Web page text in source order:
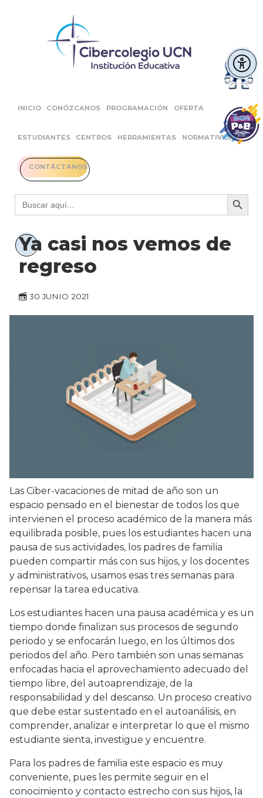
INICIO CONÓZCANOS PROGRAMACIÓN OFERTA
ESTUDIANTES CENTROS HERRAMIENTAS NORMATIVIDAD
CONTÁCTANOS
Buscar: Botón
Ya casi nos vemos de
regreso
30 JUNIO 2021
Las Ciber-vacaciones de mitad de año son un
espacio pensado en el bienestar de todos los que
intervienen el proceso académico de la manera más
equilibrada posible, pues los estudiantes hacen una
pausa de sus actividades, los padres de familia
pueden compartir más con sus hijos, y los docentes
y administrativos, usamos esas tres semanas para
repensar la tarea educativa.
Los estudiantes hacen una pausa académica y es un
tiempo donde finalizan sus procesos de segundo
periodo y se enfocarán luego, en los últimos dos
periodos del año. Pero también son unas semanas
enfocadas hacia el aprovechamiento adecuado del
tiempo libre, del autoaprendizaje, de la
responsabilidad y del descanso. Un proceso creativo
que debe estar sustentado en el autoanálisis, en
comprender, analizar e interpretar lo que el mismo
estudiante sienta, investigue y encuentre.
Para los padres de familia este espacio es muy
conveniente, pues les permite seguir en el
conocimiento y contacto estrecho con sus hijos, la